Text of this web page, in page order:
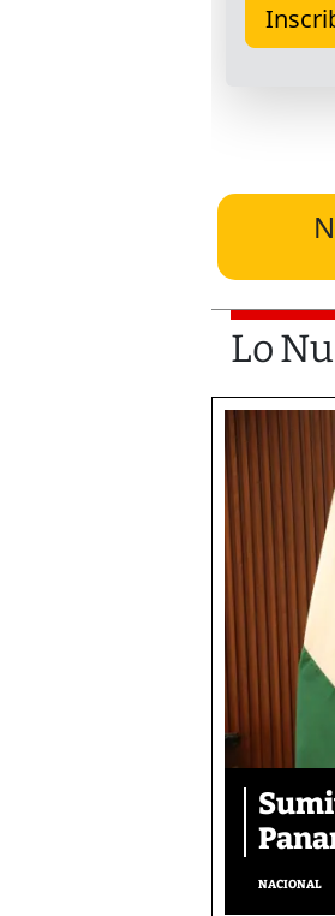
Lo
NACIONAL